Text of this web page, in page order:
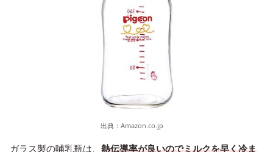
出典： Amazon.co.jp
ガラス製の哺乳瓶は、 熱伝導率が良いのでミルクを早く冷ま